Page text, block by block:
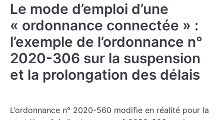
Le mode d’emploi d’une
« ordonnance connectée » :
l’exemple de l’ordonnance n°
2020-306 sur la suspension
et la prolongation des délais
L’ordonnance n° 2020-560 modifie en réalité pour la